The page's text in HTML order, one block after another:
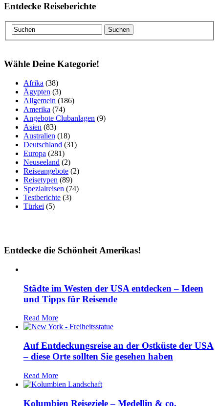
Entdecke Reiseberichte
Wähle Deine Kategorie!
Afrika (38)
Ägypten (3)
Allgemein (186)
Amerika (74)
Angebote Clubanlagen (9)
Asien (83)
Australien (18)
Deutschland (31)
Europa (281)
Neuseeland (2)
Reiseangebote (2)
Reisetypen (89)
Spezialreisen (74)
Testberichte (3)
Türkei (5)
Entdecke die Schönheit Amerikas!
Städte im Westen der USA entdecken – Ideen
und Tipps für Reisende
Read More
Auf Entdeckungsreise an der Ostküste der USA
– diese Orte sollten Sie gesehen haben
Read More
Kolumbien Reiseziele – Medellin & co.